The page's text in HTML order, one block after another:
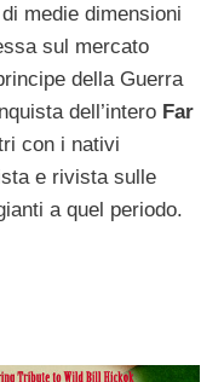
medie dimensioni
sul mercato
della Guerra
dell’intero Far
con i nativi
e rivista sulle
a quel periodo.